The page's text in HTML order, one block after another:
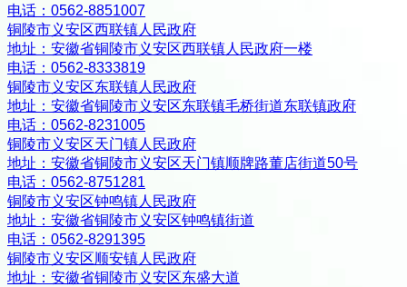
电话： 0562-8851007
铜陵市义安区西联镇人民政府
地址： 安徽省铜陵市义安区西联镇人民政府一楼
电话： 0562-8333819
铜陵市义安区东联镇人民政府
地址： 安徽省铜陵市义安区东联镇毛桥街道东联镇政府
电话： 0562-8231005
铜陵市义安区天门镇人民政府
地址： 安徽省铜陵市义安区天门镇顺牌路董店街道50号
电话： 0562-8751281
铜陵市义安区钟鸣镇人民政府
地址： 安徽省铜陵市义安区钟鸣镇街道
电话： 0562-8291395
铜陵市义安区顺安镇人民政府
地址： 安徽省铜陵市义安区东盛大道